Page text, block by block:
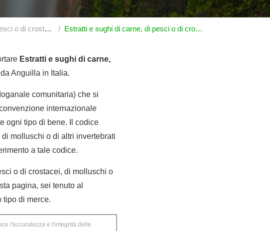
di altri invertebrati acquatici Estratti e sughi di carne, di pesci o di crostacei, di molluschi o di altri invertebrati acquatici
Estratti e sughi di carne,
da Anguilla in Italia.
comunitaria) che si
internazionale
ogni tipo di bene. Il codice
molluschi o di altri invertebrati
a tale codice.
o di crostacei, di molluschi o
pagina, sei tenuto al
tipo di merce.
l'accuratezza e l'integrità delle